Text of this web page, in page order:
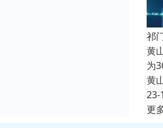
祁
黄
为
黄
23-
更